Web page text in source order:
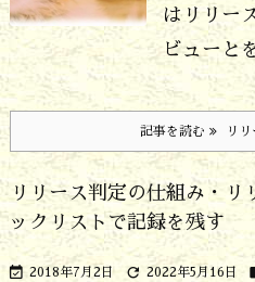
はリリー
ビューと
記事を読む リリ
リリース判定の仕組み・リ
ックリストで記録を残す
 2018年7月2日  2022年5月16日